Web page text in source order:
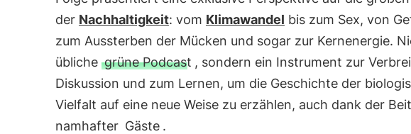
der Nachhaltigkeit: vom Klimawandel bis zum Sex, von
zum Aussterben der Mücken und sogar zur Kernenergie.
übliche grüne Podcast , sondern ein Instrument zur
Diskussion und zum Lernen, um die Geschichte der
Vielfalt auf eine neue Weise zu erzählen, auch dank der
namhafter Gäste .